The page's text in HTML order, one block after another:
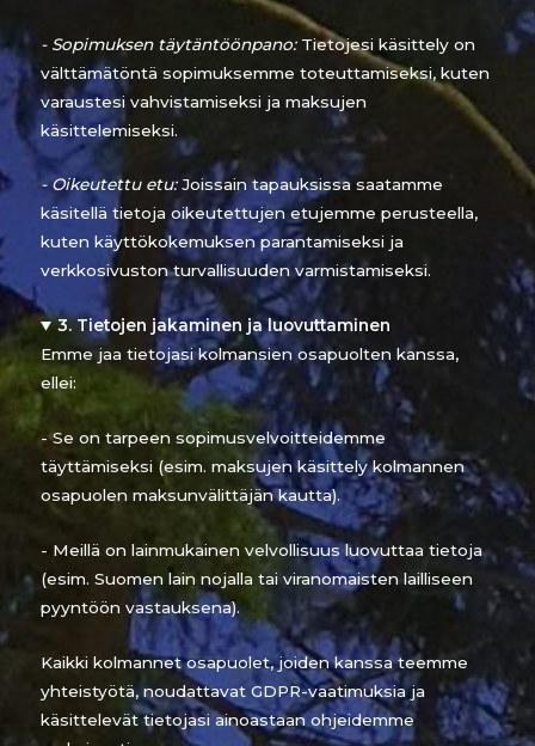
- Sopimuksen täytäntöönpano:Tietojesi käsittely on
välttämätöntä sopimuksemme toteuttamiseksi, kuten
varaustesi vahvistamiseksi ja maksujen
käsittelemiseksi.
- Oikeutettu etu:Joissain tapauksissa saatamme
käsitellä tietoja oikeutettujen etujemme perusteella,
kuten käyttökokemuksen parantamiseksi ja
verkkosivuston turvallisuuden varmistamiseksi.
3. Tietojen jakaminen ja luovuttaminen
Emme jaa tietojasi kolmansien osapuolten kanssa,
ellei:
- Se on tarpeen sopimusvelvoitteidemme
täyttämiseksi (esim. maksujen käsittely kolmannen
osapuolen maksunvälittäjän kautta).
- Meillä on lainmukainen velvollisuus luovuttaa tietoja
(esim. Suomen lain nojalla tai viranomaisten lailliseen
pyyntöön vastauksena).
Kaikki kolmannet osapuolet, joiden kanssa teemme
yhteistyötä, noudattavat GDPR-vaatimuksia ja
käsittelevät tietojasi ainoastaan ohjeidemme